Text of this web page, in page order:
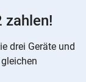
zahlen!
drei Geräte und